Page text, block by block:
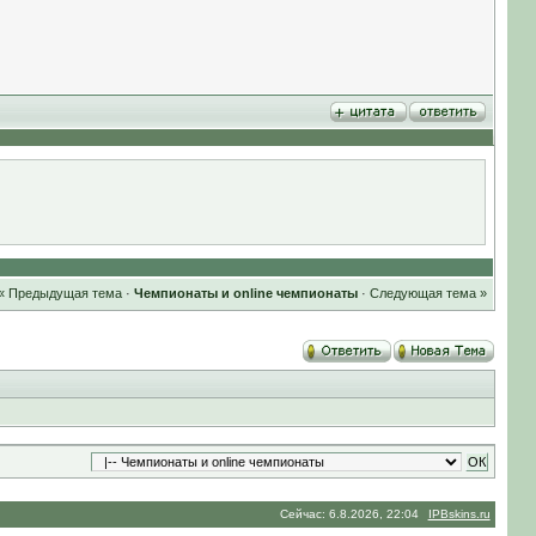
Предыдущая тема ·Чемпионаты и online чемпионаты ·Следующая тема »
Сейчас: 6.8.2026, 22:04 IPBskins.ru